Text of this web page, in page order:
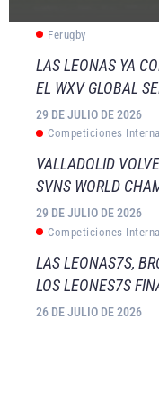
Ferugby
LAS LEONAS YA
EL WXV GLOBAL
29 DE JULIO DE 2026
Competiciones
VALLADOLID
SVNS WORLD
29 DE JULIO DE 2026
Competiciones
LAS LEONAS7S,
LOS LEONES7S
26 DE JULIO DE 2026